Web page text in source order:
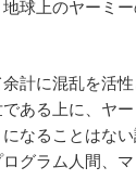
球上のヤーミ
計に混乱を活
ある上に、ヤ
なることはな
グラム人間、